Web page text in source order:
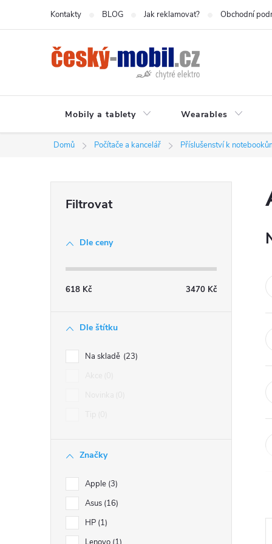
Kontakty BLOG Jak reklamovat? Obchodní
Mobily a tablety Wearables
Domů Počítače a kancelář Příslušenství k
Dle ceny
618 Kč 3470 Kč
Dle štítku
Na skladě 23
Značky
Apple 3
Asus 16
HP 1